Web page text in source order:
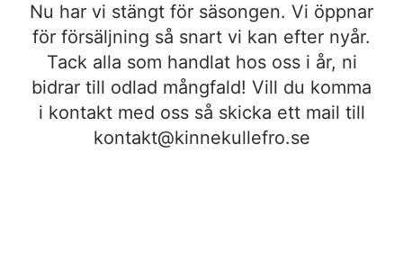
Nu har vi stängt för säsongen. Vi öppnar
för försäljning så snart vi kan efter nyår.
Tack alla som handlat hos oss i år, ni
bidrar till odlad mångfald! Vill du komma
i kontakt med oss så skicka ett mail till
kontakt@kinnekullefro.se